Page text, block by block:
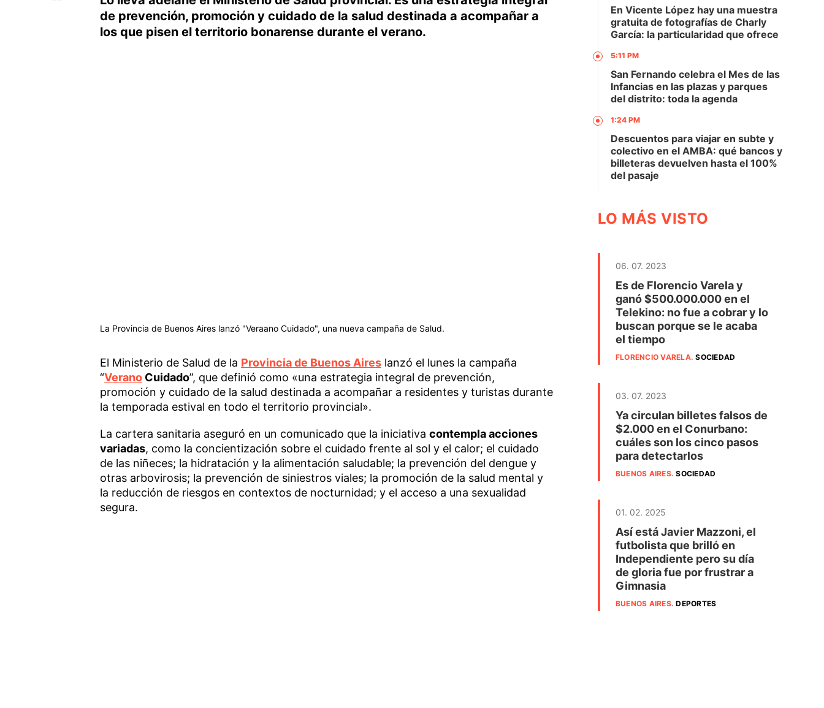
de prevención, promoción y cuidado de la salud destinada a acompañar a
los que pisen el territorio bonarense durante el verano.
La Provincia de Buenos Aires lanzó "Veraano Cuidado", una nueva campaña de Salud.
El Ministerio de Salud de la Provincia de Buenos Aireslanzó el lunes la campaña
“VeranoCuidado”, que definió como «una estrategia integral de prevención,
promoción y cuidado de la salud destinada a acompañar a residentes y turistas durante
la temporada estival en todo el territorio provincial».
La cartera sanitaria aseguró en un comunicado que la iniciativa contempla acciones
variadas, como la concientización sobre el cuidado frente al sol y el calor; el cuidado
de las niñeces; la hidratación y la alimentación saludable; la prevención del dengue y
otras arbovirosis; la prevención de siniestros viales; la promoción de la salud mental y
la reducción de riesgos en contextos de nocturnidad; y el acceso a una sexualidad
segura.
En Vicente López hay una muestra
gratuita de fotografías de Charly
García: la particularidad que ofrece
5:11 PM
San Fernando celebra el Mes de las
Infancias en las plazas y parques
del distrito: toda la agenda
1:24 PM
Descuentos para viajar en subte y
colectivo en el AMBA: qué bancos y
billeteras devuelven hasta el 100%
del pasaje
LO MÁS VISTO
06. 07. 2023
Es de Florencio Varela y
ganó $500.000.000 en el
Telekino: no fue a cobrar y lo
buscan porque se le acaba
el tiempo
FLORENCIO VARELA.SOCIEDAD
03. 07. 2023
Ya circulan billetes falsos de
$2.000 en el Conurbano:
cuáles son los cinco pasos
para detectarlos
BUENOS AIRES.SOCIEDAD
01. 02. 2025
Así está Javier Mazzoni, el
futbolista que brilló en
Independiente pero su día
de gloria fue por frustrar a
Gimnasia
BUENOS AIRES.DEPORTES